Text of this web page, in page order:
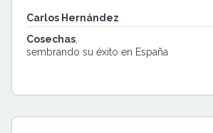
Carlos Hernández
Cosechas
sembrando su éxito en España